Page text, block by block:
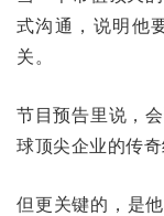
式沟通，说明他
关。
节目预告里说，
球顶尖企业的传奇
但更关键的，是